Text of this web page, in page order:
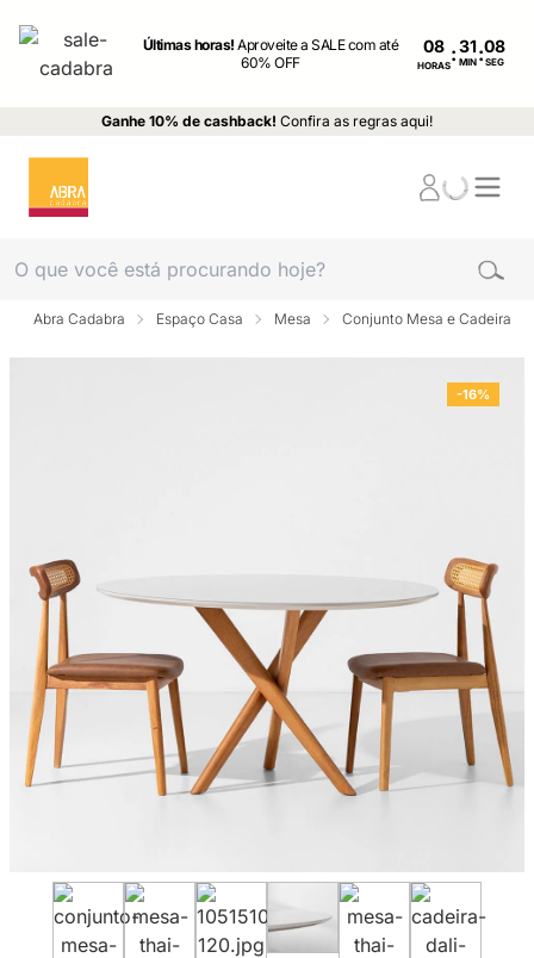
Últimas horas!Aproveite a SALE com até
60% OFF
08
HORAS: MIN : SEG
Ganhe 10% de cashback! Confira as regras aqui!
Abra Cadabra Espaço Casa Mesa Conjunto Mesa e Cadeira
-16%